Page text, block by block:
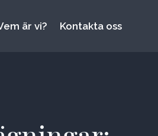
är vi? Kontakta oss